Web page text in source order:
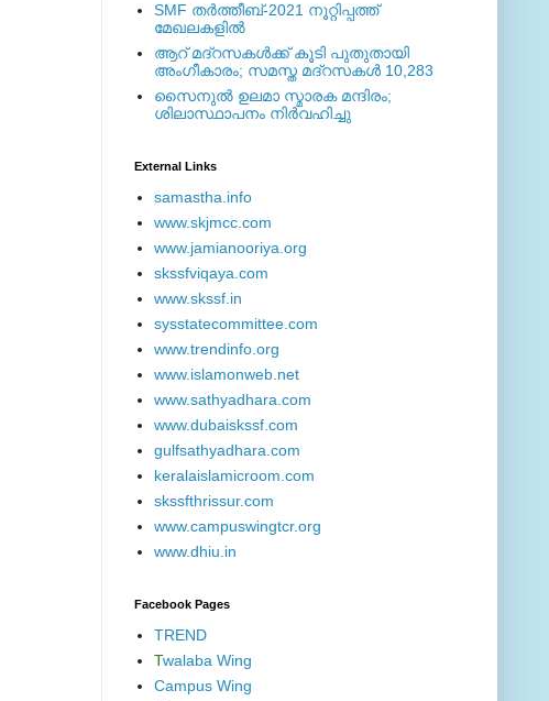
SMF തര്‍ത്തീബ്-2021 നൂറ്റിപ്പത്ത്
മേഖലകളില്‍
ആറ് മദ്റസകള്‍ക്ക് കൂടി പുതുതായി
അംഗീകാരം; സമസ്ത മദ്റസകള്‍ 10,283
സൈനുല്‍ ഉലമാ സ്മാരക മന്ദിരം;
ശിലാസ്ഥാപനം നിര്‍വഹിച്ചു
External ‎Links
samastha.info
www.skjmcc.com
www.jamianooriya.org
skssfviqaya.com
www.skssf.in
sysstatecommittee.com
www.trendinfo.org
www.islamonweb.net
www.sathyadhara.com
www.dubaiskssf.com
gulfsathyadhara.com
keralaislamicroom.com
skssfthrissur.com
www.campuswingtcr.org
www.dhiu.in
Facebook Pages
TREND
Twalaba Wing
Campus Wing